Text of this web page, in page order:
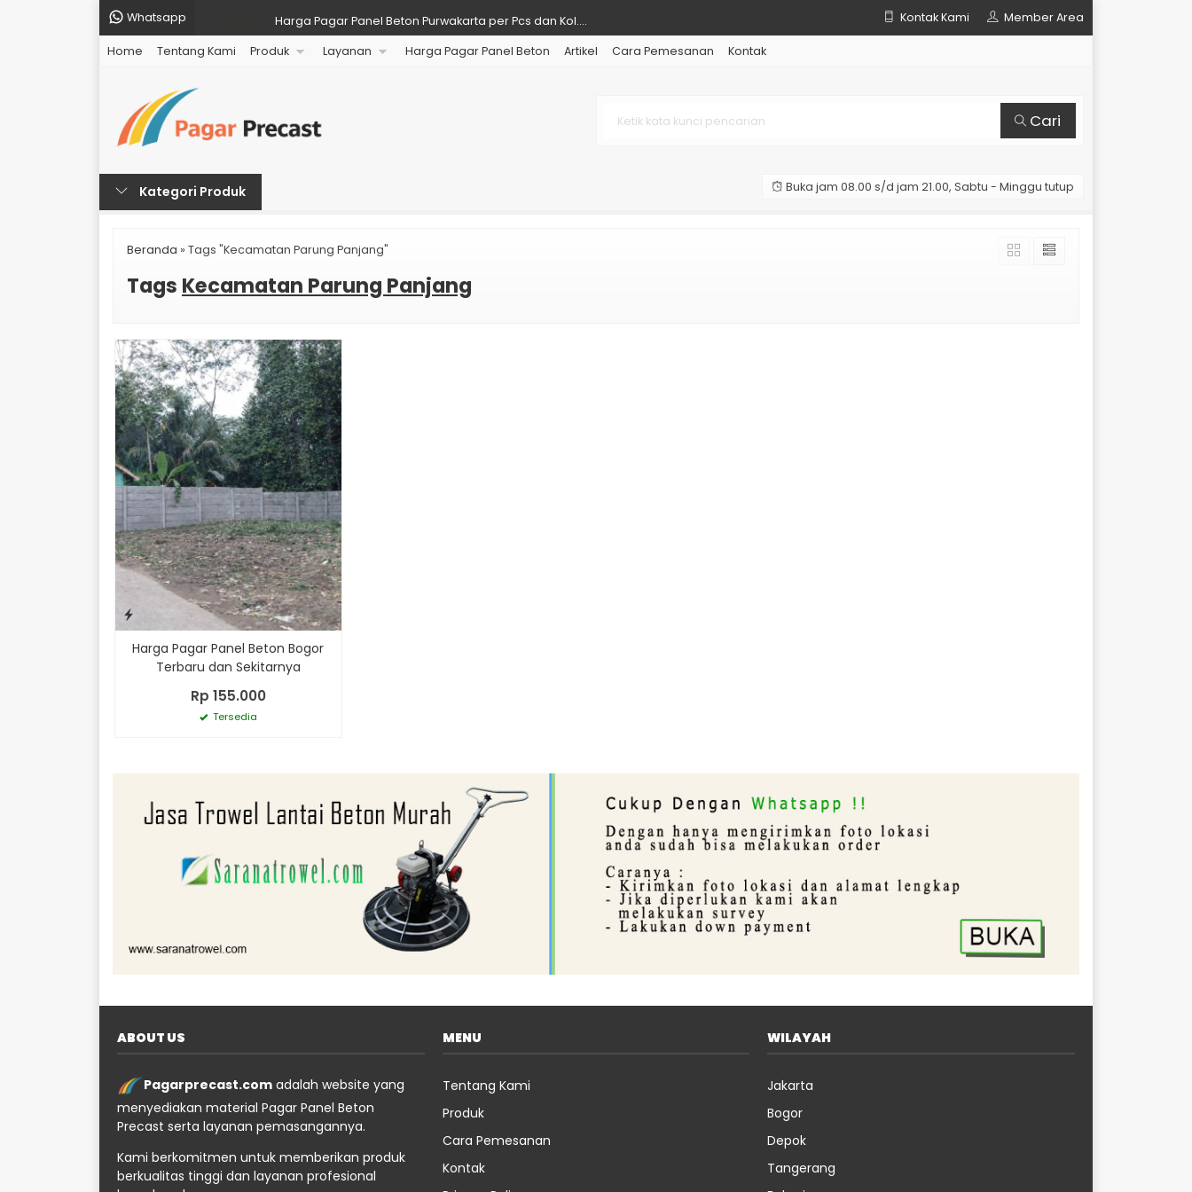
Whatsapp Harga Pagar Panel Beton Purwakarta per Pcs dan Kol....
Harga Pagar Panel Beton Karawang Jasa Pasang Pagar....
Harga Pagar Panel Beton Jakarta Barat Supplier Bet....
Kontak Kami Member Area
Home Tentang Kami Produk Layanan Harga Pagar Panel Beton Artikel Cara Pemesanan Kontak
Cari
Kategori Produk Buka jam 08.00 s/d jam 21.00, Sabtu - Minggu tutup
Beranda » Tags "Kecamatan Parung Panjang"
Tags Kecamatan Parung Panjang
Harga Pagar Panel Beton Bogor
Terbaru dan Sekitarnya
Rp 155.000
Tersedia
ABOUT US
Pagarprecast.com adalah website yang
menyediakan material Pagar Panel Beton
Precast serta layanan pemasangannya.
Kami berkomitmen untuk memberikan produk
berkualitas tinggi dan layanan profesional
MENU
Tentang Kami
Produk
Cara Pemesanan
Kontak
WILAYAH
Jakarta
Bogor
Depok
Tangerang